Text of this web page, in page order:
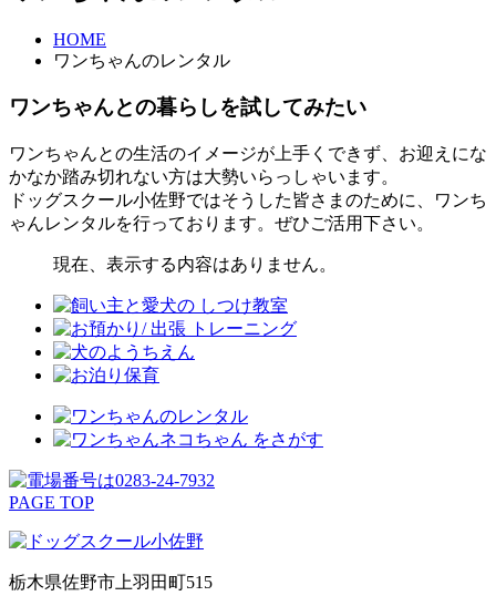
HOME
ワンちゃんのレンタル
ワンちゃんとの暮らしを試してみたい
ワンちゃんとの生活のイメージが上手くできず、お迎えにな
かなか踏み切れない方は大勢いらっしゃいます。
ドッグスクール小佐野ではそうした皆さまのために、ワンち
ゃんレンタルを行っております。ぜひご活用下さい。
現在、表示する内容はありません。
PAGE TOP
栃木県佐野市上羽田町515